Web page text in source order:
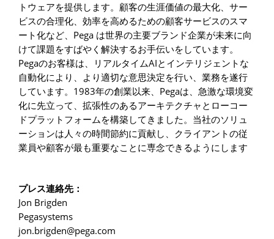
トウェアを提供します。顧客の生涯価値の最大化、サー
ビスの合理化、効率を高めるための顧客サービスのスマ
ート化など、 Pega は世界の主要ブランド企業が未来に向
けて課題をすばやく解決するお手伝いをしています。
Pegaのお客様は、リアルタイムAIとインテリジェントな
自動化により、より適切な意思決定を行い、業務を遂行
しています。 1983年の創業以来、 Pegaは、急激な環境変
化に先立って、拡張性のあるアーキテクチャとローコー
ドプラットフォームを構築してきました。当社のソリュ
ーションは人々の時間節約に貢献し、クライアントの従
業員や顧客が最も重要なことに専念できるようにします
プレス連絡先：
Jon Brigden
Pegasystems
jon.brigden@pega.com